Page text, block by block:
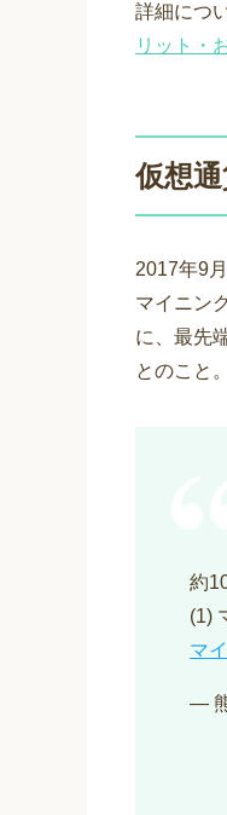
詳細につ
リット・
仮想
2017年9
マイニン
に、最先
とのこと。
約
(1)
マ
—